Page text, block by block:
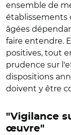
ensemble de
établissements
âgées
faire entendre.
positives, tout
prudence sur
dispositions
doivent y être
"Vigilance
œuvre"